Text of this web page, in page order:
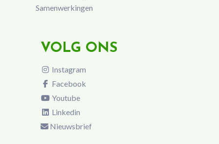
Samenwerkingen
VOLG ONS
Instagram
Facebook
Youtube
Linkedin
Nieuwsbrief